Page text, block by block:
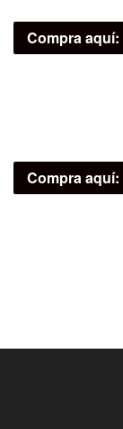
Compra aquí:
Compra aquí: